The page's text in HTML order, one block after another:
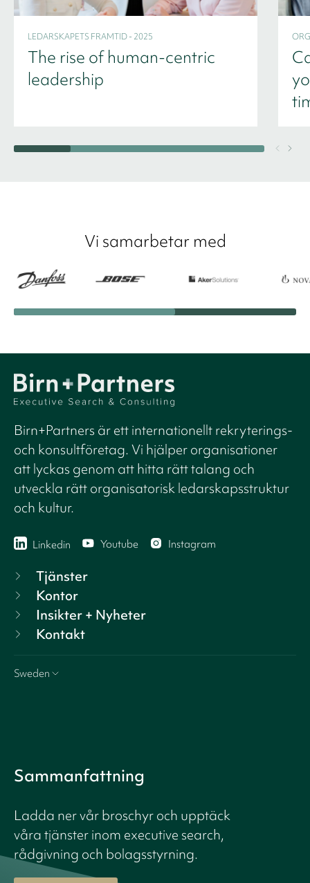
LEDARSKAPETS FRAMTID - 2025
The rise of human-centric
leadership
Vi samarbetar med
Birn+Partners är ett internationellt rekryterings-
och konsultföretag. Vi hjälper organisationer
att lyckas genom att hitta rätt talang och
utveckla rätt organisatorisk ledarskapsstruktur
och kultur.
Linkedin Youtube Instagram
Tjänster
Kontor
Insikter + Nyheter
Kontakt
Sweden
Sammanfattning
Ladda ner vår broschyr och upptäck
våra tjänster inom executive search,
rådgivning och bolagsstyrning.